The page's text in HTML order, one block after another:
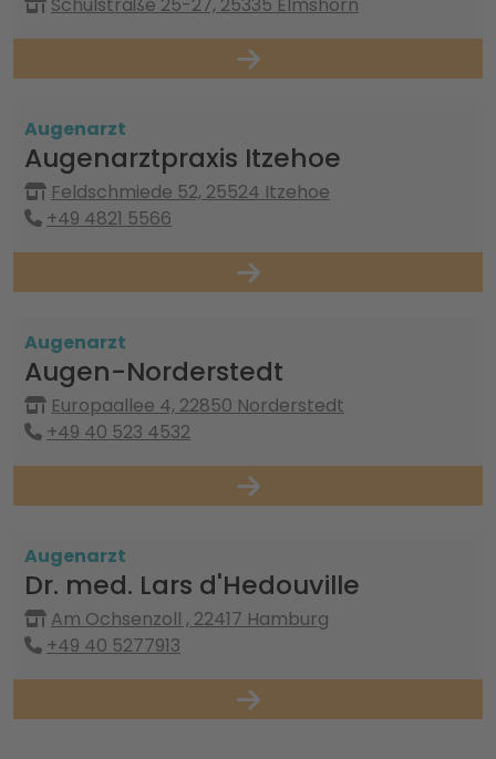
Augenarzt
Augenarztpraxis Itzehoe
Feldschmiede 52, 25524 Itzehoe
+49 4821 5566
Augenarzt
Augen-Norderstedt
Europaallee 4, 22850 Norderstedt
+49 40 523 4532
Augenarzt
Dr. med. Lars d'Hedouville
Am Ochsenzoll , 22417 Hamburg
+49 40 5277913